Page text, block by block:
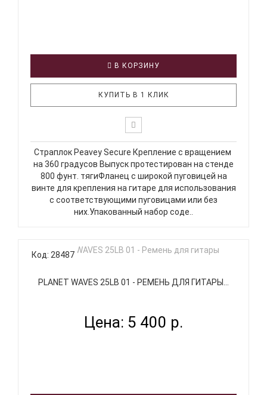
В КОРЗИНУ
КУПИТЬ В 1 КЛИК
Страплок Peavey Secure Крепление с вращением
на 360 градусов Выпуск протестирован на стенде
800 фунт. тягиФланец с широкой пуговицей на
винте для крепления на гитаре для использования
с соответствующими пуговицами или без
них.Упакованный набор соде..
Код: 28487
PLANET WAVES 25LB 01 - РЕМЕНЬ ДЛЯ ГИТАРЫ...
Цена: 5 400 р.